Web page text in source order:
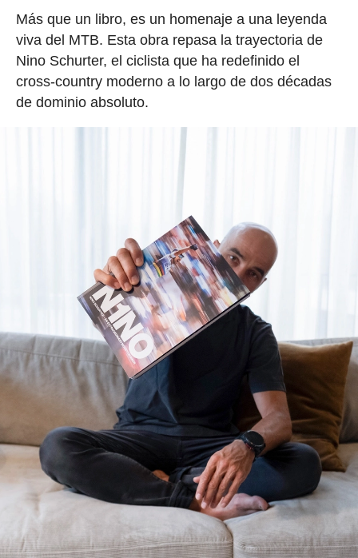
Más que un libro, es un homenaje a una leyenda
viva del MTB. Esta obra repasa la trayectoria de
Nino Schurter, el ciclista que ha redefinido el
cross-country moderno a lo largo de dos décadas
de dominio absoluto.